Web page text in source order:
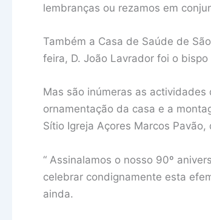
lembranças ou rezamos em
Também a Casa de Saúde de
feira, D. João Lavrador foi o
Mas são inúmeras as
ornamentação da casa e a
Sítio Igreja Açores Marcos
“ Assinalamos o nosso 90º
celebrar condignamente esta
ainda.